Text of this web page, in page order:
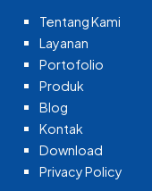
Tentang Kami
Layanan
Portofolio
Produk
Blog
Kontak
Download
Privacy Policy